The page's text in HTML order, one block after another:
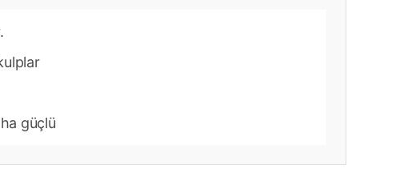
güçlü